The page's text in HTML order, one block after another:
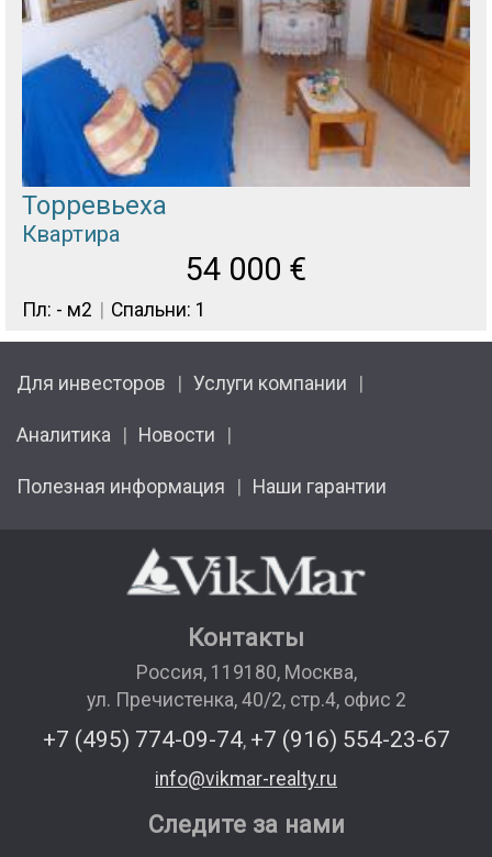
Торревьеха
Квартира
54 000 €
Пл: - м2 Спальни: 1
Для инвесторов Услуги компании
Аналитика Новости
Полезная информация Наши гарантии
Контакты
Россия, 119180, Москва,
ул. Пречистенка, 40/2, стр.4, офис 2
+7 (495) 774-09-74, +7 (916) 554-23-67
info@vikmar-realty.ru
Следите за нами